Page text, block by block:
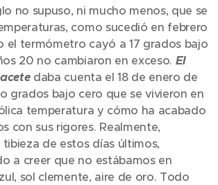
no supuso, ni mucho menos, que se
como sucedió en febrero
el termómetro cayó a 17 grados bajo
20 no cambiaron en exceso. El
daba cuenta el 18 de enero de
grados bajo cero que se vivieron en
temperatura y cómo ha acabado
con sus rigores. Realmente,
de estos días últimos,
a creer que no estábamos en
sol clemente, aire de oro. Todo